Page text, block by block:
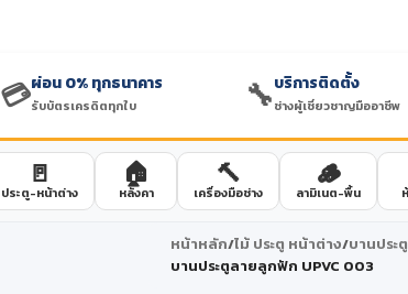
ร์
ฝา
ขจัดเชื้อรา และตะไคร่น้ำ
ฉาบเรียบ ตกแต่งพื้นผิว
ประสานและซ่อมแซม
คอนกรีต
อุดโป๊ว
ปูกระเบื้อง
💳ผ่อน 0% ทุกธนาคาร
รับบัตรเครดิตทุกใบ 🔧บริการติดตั้ง
ช่างผู้เชี่ยวชาญมืออาชีพ
🚪
ประตู-หน้าต่าง
🏠
หลังคา
🔨
เครื่องมือช่าง
🪵
ลามิเนต-พื้น
หน้าหลัก/ไม้ ประตู หน้าต่าง/บานประ
บานประตูลายลูกฟัก UPVC 003